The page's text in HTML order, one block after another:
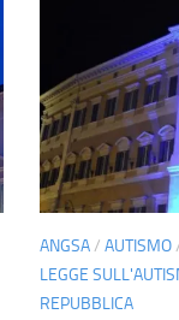
ANGSA/ AUTISMO
LEGGE
REPUBBLICA